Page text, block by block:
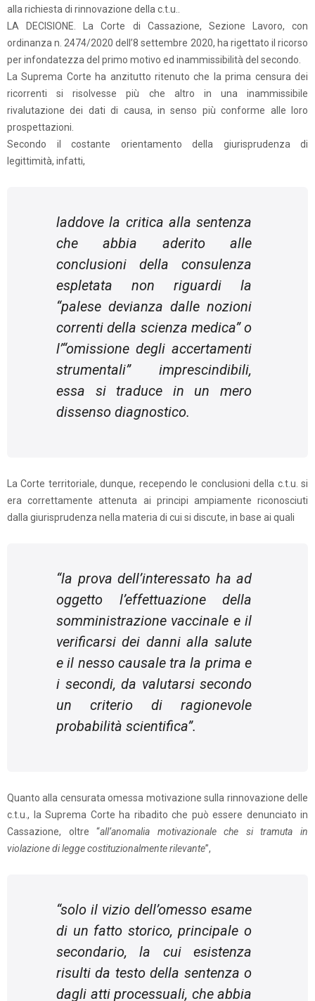
alla richiesta di rinnovazione della c.t.u..
LA DECISIONE. La Corte di Cassazione, Sezione Lavoro, con
ordinanza n. 2474/2020 dell’8 settembre 2020, ha rigettato il ricorso
per infondatezza del primo motivo ed inammissibilità del secondo.
La Suprema Corte ha anzitutto ritenuto che la prima censura dei
ricorrenti si risolvesse più che altro in una inammissibile
rivalutazione dei dati di causa, in senso più conforme alle loro
prospettazioni.
Secondo il costante orientamento della giurisprudenza di
legittimità, infatti,
laddove la critica alla sentenza
che abbia aderito alle
conclusioni della consulenza
espletata non riguardi la
“palese devianza dalle nozioni
correnti della scienza medica” o
l’“omissione degli accertamenti
strumentali” imprescindibili,
essa si traduce in un mero
dissenso diagnostico.
La Corte territoriale, dunque, recependo le conclusioni della c.t.u. si
era correttamente attenuta ai principi ampiamente riconosciuti
dalla giurisprudenza nella materia di cui si discute, in base ai quali
“la prova dell’interessato ha ad
oggetto l’effettuazione della
somministrazione vaccinale e il
verificarsi dei danni alla salute
e il nesso causale tra la prima e
i secondi, da valutarsi secondo
un criterio di ragionevole
probabilità scientifica”.
Quanto alla censurata omessa motivazione sulla rinnovazione delle
c.t.u., la Suprema Corte ha ribadito che può essere denunciato in
Cassazione, oltre “all’anomalia motivazionale che si tramuta in
violazione di legge costituzionalmente rilevante”,
“solo il vizio dell’omesso esame
di un fatto storico, principale o
secondario, la cui esistenza
risulti da testo della sentenza o
dagli atti processuali, che abbia